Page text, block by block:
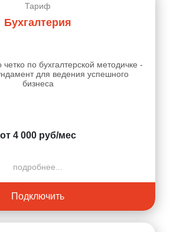
Тариф
Бухгалтерия
четко по бухгалтерской методичке -
для ведения успешного
бизнеса
от 4 000 руб/мес
подробнее...
Подключить